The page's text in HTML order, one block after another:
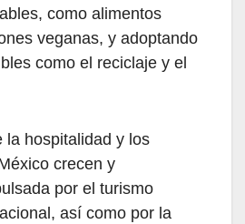
como alimentos
veganas, y adoptando
como el reciclaje y el
la hospitalidad y los
crecen y
por el turismo
así como por la